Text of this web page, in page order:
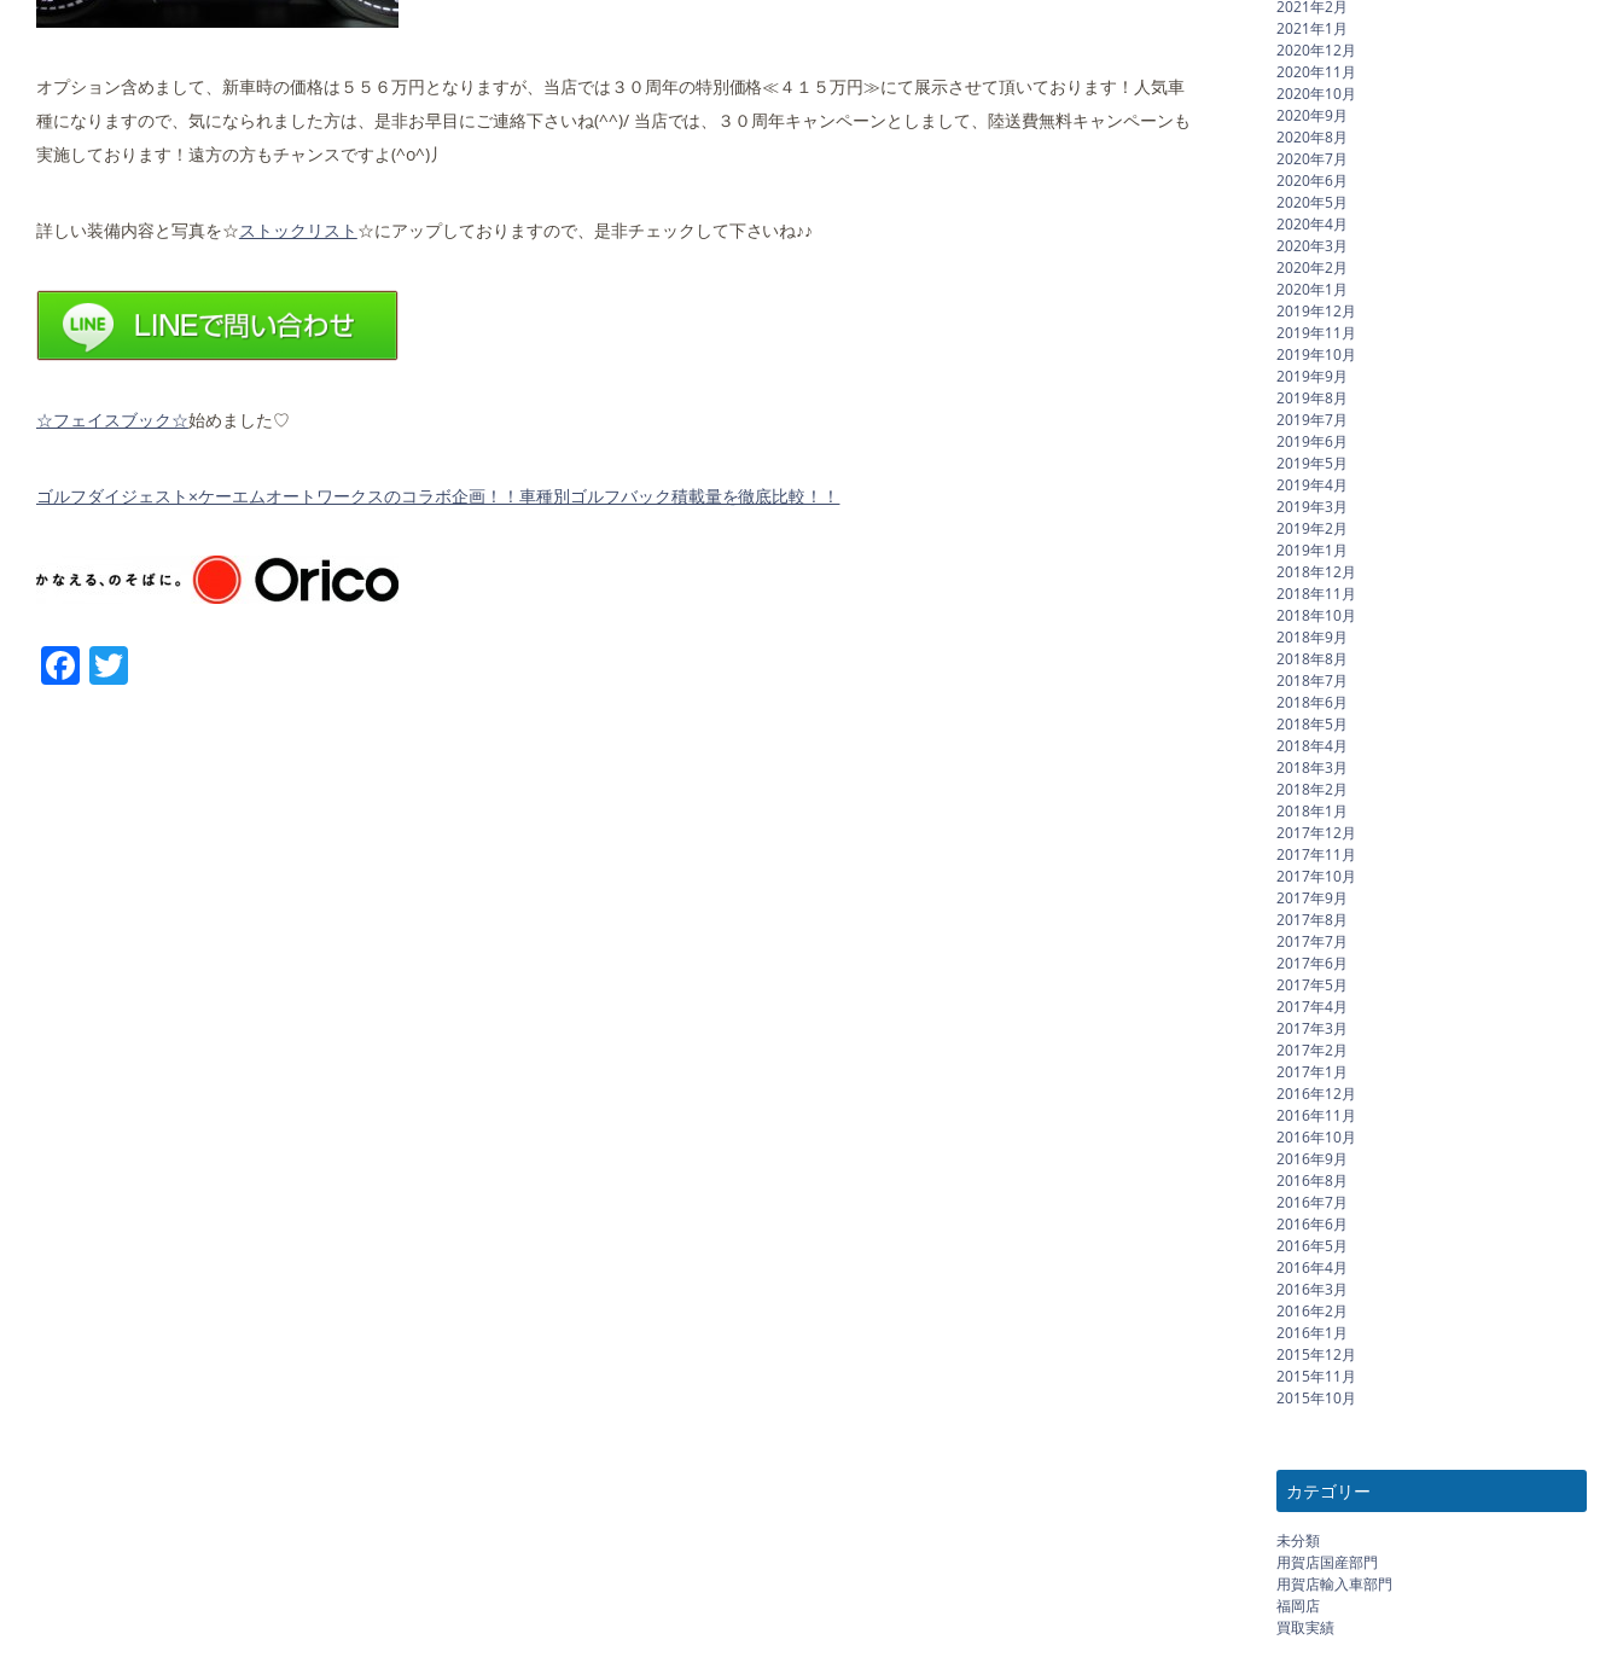
オプション含めまして、新車時の価格は５５６万円となりますが、当店では３０周年の特別価格≪４１５万円≫にて展示させて頂いております！人気車
種になりますので、気になられました方は、是非お早目にご連絡下さいね(^^)/ 当店では、３０周年キャンペーンとしまして、陸送費無料キャンペーンも
実施しております！遠方の方もチャンスですよ(^o^)丿
詳しい装備内容と写真を☆ストックリスト ☆にアップしておりますので、是非チェックして下さいね♪♪
☆フェイスブック☆始めました♡
ゴルフダイジェスト×ケーエムオートワークスのコラボ企画！！車種別ゴルフバック積載量を徹底比較！！
Facebook
2021年2月
2021年1月
2020年12月
2020年11月
2020年10月
2020年9月
2020年8月
2020年7月
2020年6月
2020年5月
2020年4月
2020年3月
2020年2月
2020年1月
2019年12月
2019年11月
2019年10月
2019年9月
2019年8月
2019年7月
2019年6月
2019年5月
2019年4月
2019年3月
2019年2月
2019年1月
2018年12月
2018年11月
2018年10月
2018年9月
2018年8月
2018年7月
2018年6月
2018年5月
2018年4月
2018年3月
2018年2月
2018年1月
2017年12月
2017年11月
2017年10月
2017年9月
2017年8月
2017年7月
2017年6月
2017年5月
2017年4月
2017年3月
2017年2月
2017年1月
2016年12月
2016年11月
2016年10月
2016年9月
2016年8月
2016年7月
2016年6月
2016年5月
2016年4月
2016年3月
2016年2月
2016年1月
2015年12月
2015年11月
2015年10月
カテゴリー
未分類
用賀店国産部門
用賀店輸入車部門
福岡店
買取実績